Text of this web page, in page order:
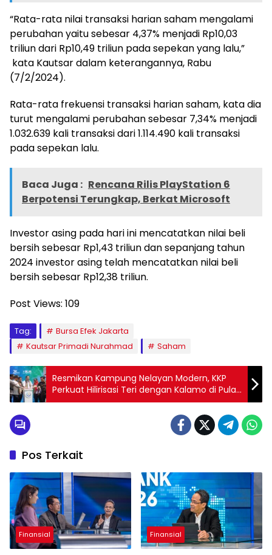
“Rata-rata nilai transaksi harian saham mengalami
perubahan yaitu sebesar 4,37% menjadi Rp10,03
triliun dari Rp10,49 triliun pada sepekan yang lalu,”
kata Kautsar dalam keterangannya, Rabu
(7/2/2024).
Rata-rata frekuensi transaksi harian saham, kata dia
turut mengalami perubahan sebesar 7,34% menjadi
1.032.639 kali transaksi dari 1.114.490 kali transaksi
pada sepekan lalu.
Baca Juga : Rencana Rilis PlayStation 6
Berpotensi Terungkap, Berkat Microsoft
Investor asing pada hari ini mencatatkan nilai beli
bersih sebesar Rp1,43 triliun dan sepanjang tahun
2024 investor asing telah mencatatkan nilai beli
bersih sebesar Rp12,38 triliun.
Post Views: 109
Tag:
Bursa Efek Jakarta
Kautsar Primadi Nurahmad
Saham
Resmikan Kampung Nelayan Modern, KKP
Perkuat Hilirisasi Teri dengan Kalamo di Pulau
Pasaran
Pos Terkait
Finansial Finansial